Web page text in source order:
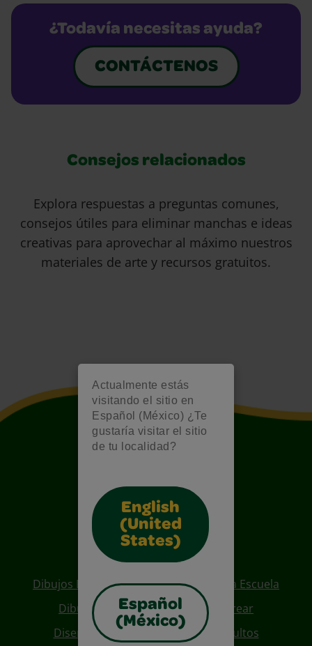
Actualmente estás
visitando el sitio en
Español (México) ¿Te
gustaría visitar el sitio
de tu localidad?
English
(United
States)
Español
(México)
¿Todavía necesitas ayuda?
CONTÁCTENOS
Consejos relacionados
Explora respuestas a preguntas comunes,
consejos útiles para eliminar manchas e ideas
creativas para aprovechar al máximo nuestros
materiales de arte y recursos gratuitos.
Also of Interest
Dibujos Para Colorear De Regreso A La Escuela
Dibujos De Personajes Para Colorear
Diseños Para Coloreables Para Adultos